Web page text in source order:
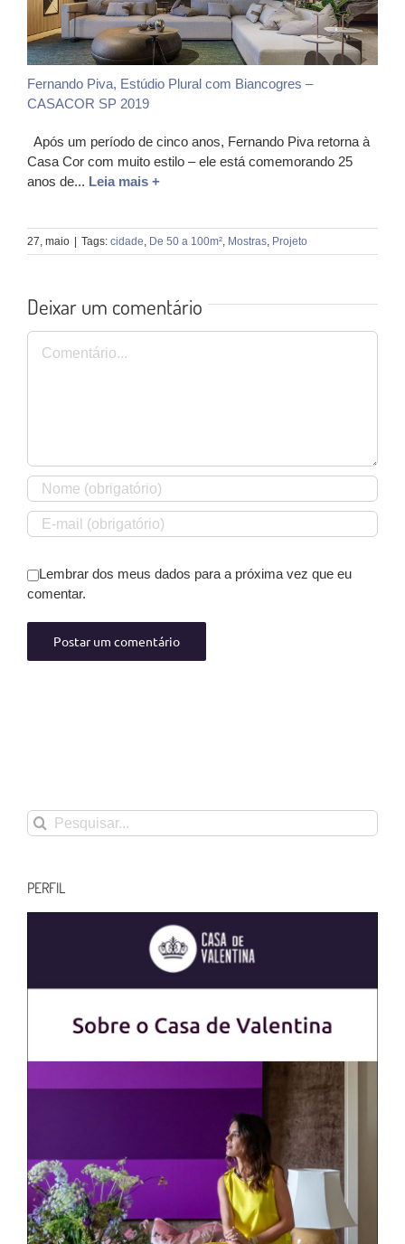
Fernando Piva, Estúdio Plural com Biancogres –
CASACOR SP 2019
Após um período de cinco anos, Fernando Piva retorna à
Casa Cor com muito estilo – ele está comemorando 25
anos de... Leia mais +
27, maio Tags: cidade, De 50 a 100m², Mostras, Projeto
Deixar um comentário
Comentário
Lembrar dos meus dados para a próxima vez que eu
comentar.
Buscar
resultados
PERFIL